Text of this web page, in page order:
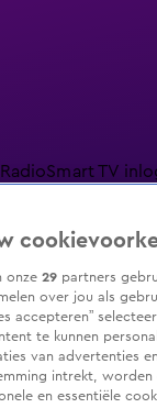
RadioSmart TV
Oranjezomer
onze 29 partners
over jou als
accepteren”
te kunnen
van advertenties
intrekt, worden
en essentiële